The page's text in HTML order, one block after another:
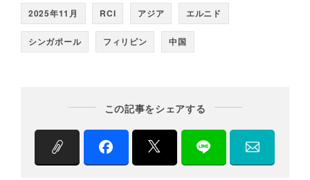
2025年11月 RCI アジア エルニド
シンガポール フィリピン 中国
この記事をシェアする